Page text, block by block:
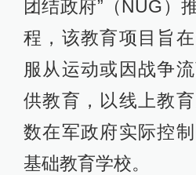
团结政府”（NUG）
程，该教育项目旨
服从运动或因战争
供教育，以线上教
数在军政府实际控
基础教育学校。